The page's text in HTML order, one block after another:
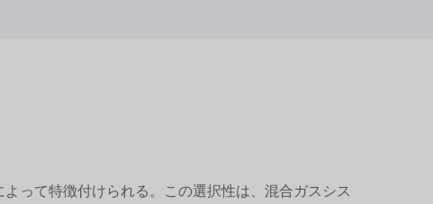
って特徴付けられる。この選択性は、混合ガスシス